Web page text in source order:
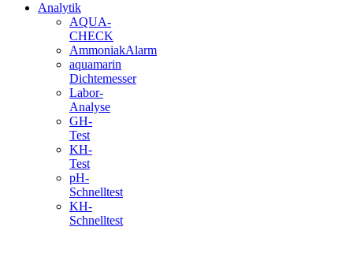
Analytik
AQUA-
CHECK
AmmoniakAlarm
aquamarin
Dichtemesser
Labor-
Analyse
GH-
Test
KH-
Test
pH-
Schnelltest
KH-
Schnelltest